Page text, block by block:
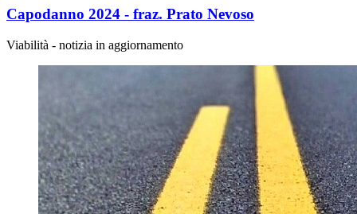
Capodanno 2024 - fraz. Prato Nevoso
Viabilità - notizia in aggiornamento